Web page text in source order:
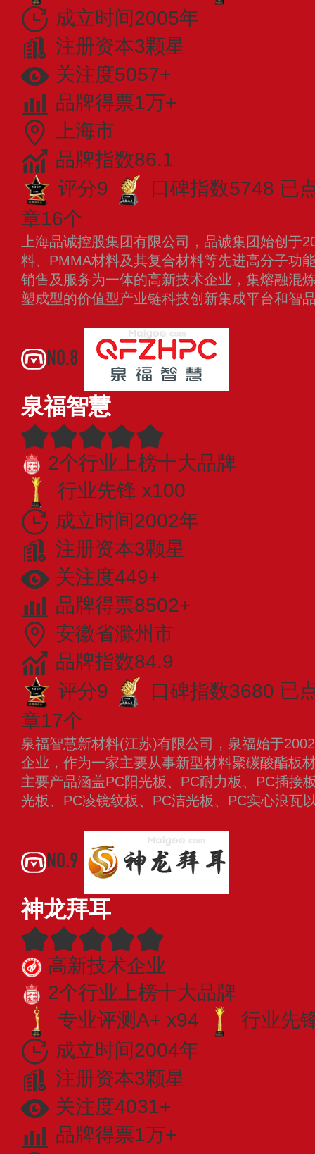
成立时间2005年
注册资本3颗星
关注度5057+
品牌得票1万+
上海市
品牌指数86.1
评分9
口碑指数5748 已
章16个
上海品诚控股集团有限公司，品诚集团始创于
料、PMMA材料及其复合材料等先进高分子功
销售及服务为一体的高新技术企业，集熔融混
塑成型的价值型产业链科技创新集成平台和智
NO.8
泉福智慧
2个行业上榜十大品牌
行业先锋 x100
成立时间2002年
注册资本3颗星
关注度449+
品牌得票8502+
安徽省滁州市
品牌指数84.9
评分9
口碑指数3680 已
章17个
泉福智慧新材料(江苏)有限公司，泉福始于
企业，作为一家主要从事新型材料聚碳酸酯板
主要产品涵盖PC阳光板、PC耐力板、PC插接
光板、PC凌镜纹板、PC洁光板、PC实心浪瓦
NO.9
神龙拜耳
高新技术企业
2个行业上榜十大品牌
专业评测A+ x94
行业先
成立时间2004年
注册资本3颗星
关注度4031+
品牌得票1万+